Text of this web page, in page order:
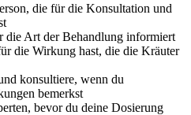
die für die Konsultation und
die Art der Behandlung informiert
die Wirkung hast, die die Kräuter
konsultiere, wenn du
bemerkst
bevor du deine Dosierung